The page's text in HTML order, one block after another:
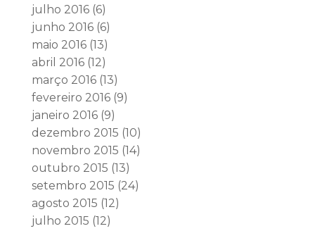
julho 2016(6)
junho 2016(6)
maio 2016(13)
abril 2016(12)
março 2016(13)
fevereiro 2016(9)
janeiro 2016(9)
dezembro 2015 (10)
novembro 2015 (14)
outubro 2015 (13)
setembro 2015 (24)
agosto 2015 (12)
julho 2015 (12)